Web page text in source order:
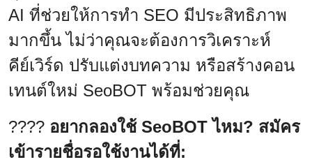
AI ที่ช่วยให้การทำ SEO มีประสิทธิภาพ
มากขึ้น ไม่ว่าคุณจะต้องการวิเคราะห์
คีย์เวิร์ด ปรับแต่งบทความ หรือสร้างคอน
เทนต์ใหม่ SeoBOT พร้อมช่วยคุณ
???? อยากลองใช้ SeoBOT ไหม? สมัคร
เข้ารายชื่อรอใช้งานได้ที่: